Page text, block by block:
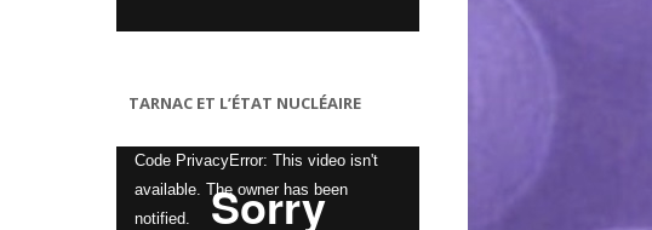
TARNAC ET L’ÉTAT NUCLÉAIRE
Lecteur
vidéo
Code PrivacyError: This video isn't
available. The owner has been
notified.